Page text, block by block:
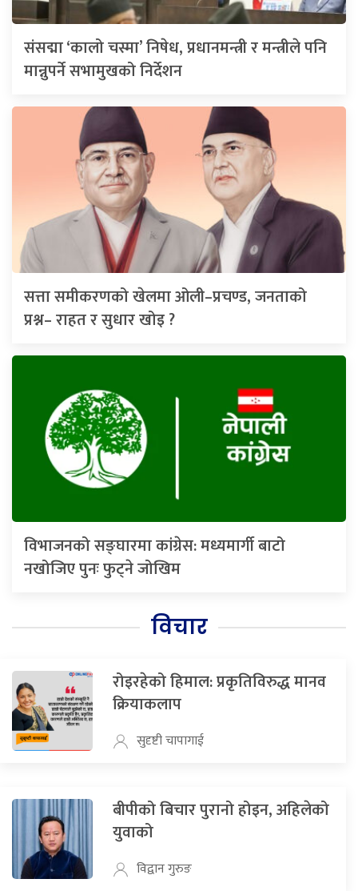
संसद्मा ‘कालो चस्मा’ निषेध, प्रधानमन्त्री र मन्त्रीले पनि
मान्नुपर्ने सभामुखको निर्देशन
सत्ता समीकरणको खेलमा ओली–प्रचण्ड, जनताको
प्रश्न– राहत र सुधार खोइ ?
विभाजनको सङ्घारमा कांग्रेस: मध्यमार्गी बाटो
नखोजिए पुनः फुट्ने जोखिम
विचार
रोइरहेको हिमाल: प्रकृतिविरुद्ध मानव
क्रियाकलाप
सुदृष्टी चापागाई
बीपीको बिचार पुरानो होइन, अहिलेको
युवाको
विद्वान गुरुङ